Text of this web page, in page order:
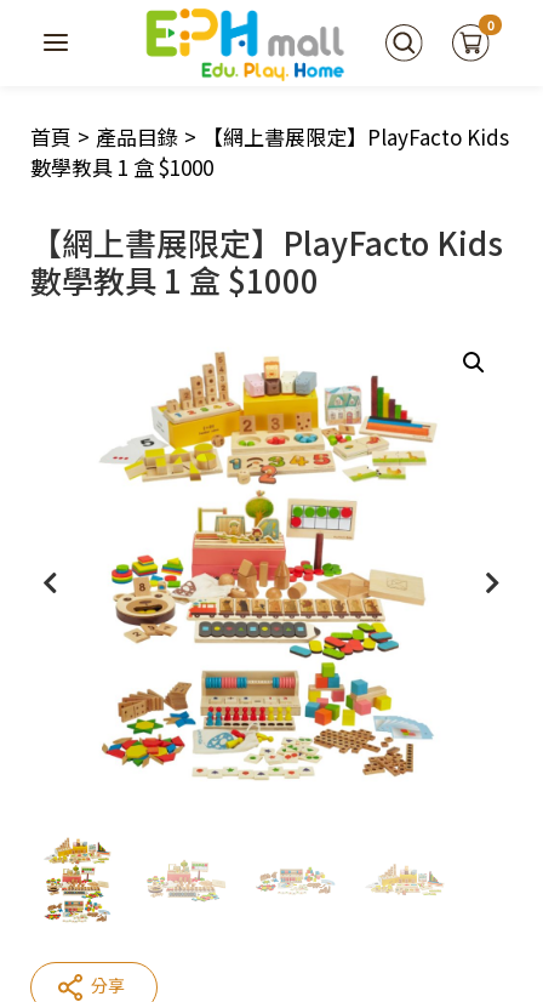
0
首頁 > 產品目錄 >
【網上書展限定】PlayFacto Kids
數學教具 1 盒 $1000
【網上書展限定】PlayFacto Kids
數學教具 1 盒 $1000
分享